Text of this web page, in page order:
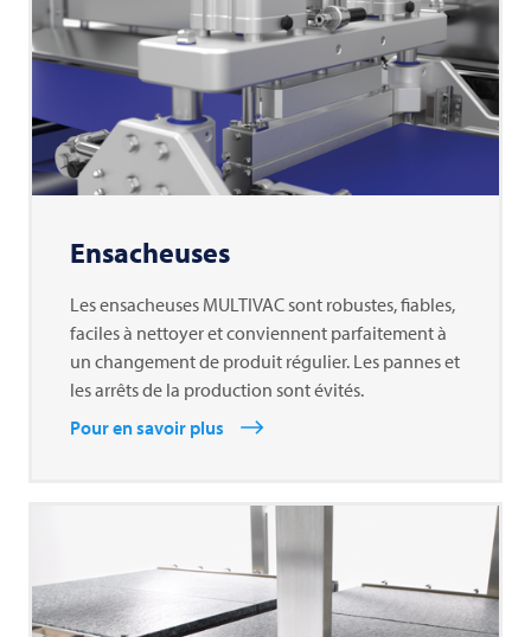
Ensacheuses
Les ensacheuses MULTIVAC sont robustes, fiables,
faciles à nettoyer et conviennent parfaitement à
un changement de produit régulier. Les pannes et
les arrêts de la production sont évités.
Pour en savoir plus